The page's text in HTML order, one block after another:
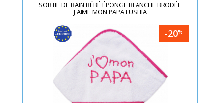
SORTIE DE BAIN BÉBÉ ÉPONGE BLANCHE BRODÉE
J'AIME MON PAPA FUSHIA
-20%